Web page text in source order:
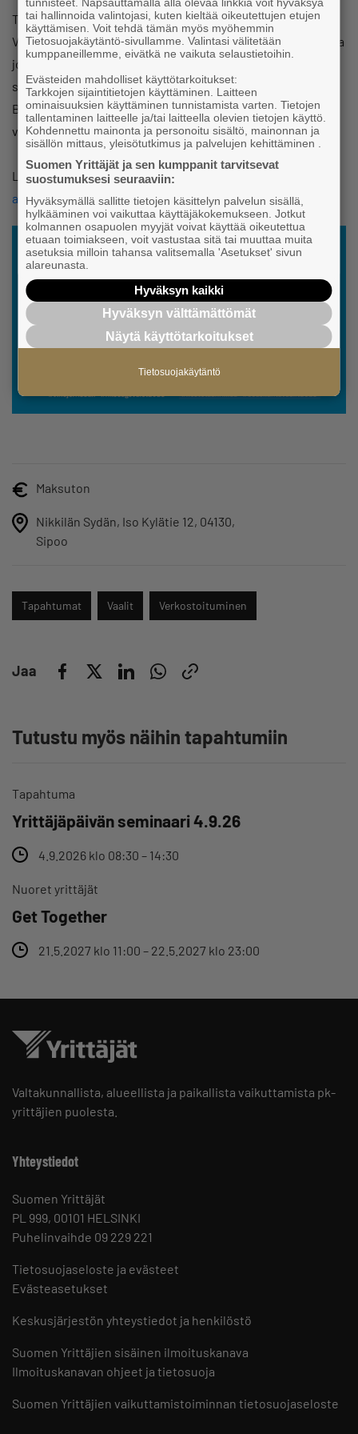
Tilaisuus on avoin kaikille. Hjärtligt välkomna!
Varmistaaksemme riittävän määrän tarjoiltavaa on suotavaa
jos ilmoittaudutaan tapahtumaan etukäteen
sipoon@yrittajat.fi tai puhelimitse 045-1214189 / Jeanette
Broman. Ennakkoilmoittautuminen ei kuitenkaan
välttämätöntä.
Linkki striimiin –https://www.youtube.com/watch?
app=desktop&v=lpo5Jn8JOYM
Maksuton
Nikkilän Sydän, Iso Kylätie 12, 04130,
Sipoo
Tapahtumat Vaalit Verkostoituminen
Jaa
Tutustu myös näihin tapahtumiin
Tapahtuma
Yrittäjäpäivän seminaari 4.9.26
4.9.2026 klo 08:30 – 14:30
Nuoret yrittäjät
Get Together
21.5.2027 klo 11:00 – 22.5.2027 klo 23:00
Valtakunnallista, alueellista ja paikallista vaikuttamista pk-
yrittäjien puolesta.
Yhteystiedot
Suomen Yrittäjät
PL 999, 00101 HELSINKI
Puhelinvaihde 09 229 221
Tietosuojaseloste ja evästeet
Evästeasetukset
Keskusjärjestön yhteystiedot ja henkilöstö
Suomen Yrittäjien sisäinen ilmoituskanava
Ilmoituskanavan ohjeet ja tietosuoja
Suomen Yrittäjien vaikuttamistoiminnan tietosuojaseloste
tai hallinnoida valintojasi, kuten kieltää oikeutettujen etujen
käyttämisen. Voit tehdä tämän myös myöhemmin
Tietosuojakäytäntö-sivullamme. Valintasi välitetään
kumppaneillemme, eivätkä ne vaikuta selaustietoihin.
Evästeiden mahdolliset käyttötarkoitukset:
Tarkkojen sijaintitietojen käyttäminen. Laitteen
ominaisuuksien käyttäminen tunnistamista varten. Tietojen
tallentaminen laitteelle ja/tai laitteella olevien tietojen käyttö.
Kohdennettu mainonta ja personoitu sisältö, mainonnan ja
sisällön mittaus, yleisötutkimus ja palvelujen kehittäminen .
Suomen Yrittäjät ja sen kumppanit tarvitsevat
suostumuksesi seuraaviin:
Hyväksymällä sallitte tietojen käsittelyn palvelun sisällä,
hylkääminen voi vaikuttaa käyttäjäkokemukseen. Jotkut
kolmannen osapuolen myyjät voivat käyttää oikeutettua
etuaan toimiakseen, voit vastustaa sitä tai muuttaa muita
asetuksia milloin tahansa valitsemalla 'Asetukset' sivun
alareunasta.
Hyväksyn kaikki
Hyväksyn välttämättömät
Näytä käyttötarkoitukset
Tietosuojakäytäntö